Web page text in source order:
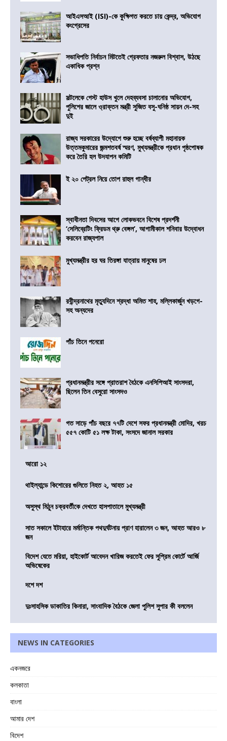
আইএসআই (ISI)-কে কুক্ষিগত করতে চায় কেন্দ্র, অভিযোগ
কংগ্রেসের
সভাধিপতি নির্বাচন মিটতেই গ্রেফতার নজরুল বিশ্বাস, উঠছে
একাধিক প্রশ্ন
সল্টলেকে গেস্ট হাউস খুলে দেহব্যবসা চালানোর অভিযোগ,
পুলিশের জালে ও্রাক্তন মন্ত্রী সুজিত বসু-ঘনিষ্ঠ সায়ন দে-সহ
দুই
রাজ্য সরকারের উদ্যোগে শুরু হচ্ছে বর্ষব্যাপী মহানায়ক
উত্তমকুমারের জন্মশতবর্ষ স্মরণ, মুখ্যমন্ত্রীকে প্রধান পৃষ্ঠপোষক
করে তৈরি হল উদযাপন কমিটি
ই ২০ পেট্রল নিয়ে তোপ রাহুল গান্ধীর
স্বাধীনতা দিবসের আগে লোকভবনে বিশেষ প্রদর্শনী
‘সেলিব্রেটিং ফ্রিডম থ্রু বেঙ্গল’, আগামীকাল শনিবার উদ্বোধন
করবেন রাজ্যপাল
মুখ্যমন্ত্রীর হর ঘর তিরঙ্গা যাত্রায় মানুষের ঢল
রবীন্দ্রনাথের মৃত্যুদিনে শ্রদ্ধা অমিত শাহ, মল্লিকার্জুন খড়গে-
সহ অন্যদের
পাঁচ তিনে পনেরো
প্রধানমন্ত্রীর সঙ্গে প্রাতরাশ বৈঠকে এনসিপিআই সাংসদরা,
ছিলেন তিন বেসুরো সাংসদও
গত সাড়ে পাঁচ বছরে ৭৭টি দেশে সফর প্রধানমন্ত্রী মোদির, খরচ
৫৫৭ কোটি ৫১ লক্ষ টাকা, সংসদে জানাল সরকার
আরো ১২
থাইল্যান্ডে কিশোরের গুলিতে নিহত ২, আহত ১৫
অসুস্থ মিঠুন চক্রবর্তীকে দেখতে হাসপাতালে মুখ্যমন্ত্রী
সাত সকালে ইটাহারে মর্মান্তিক পথদুর্ঘটনায় প্রাণ হারালেন ৩ জন, আহত আরও ৮
জন
বিদেশ যেতে মরিয়া, হাইকোর্ট আবেদন খারিজ করতেই ফের সুপ্রিম কোর্টে আর্জি
অভিষেকের
দশে দশ
দুঃসাহসিক ডাকাতির কিনারা, সাংবাদিক বৈঠকে জেলা পুলিশ সুপার কী বললেন
NEWS IN CATEGORIES
একনজরে
কলকাতা
বাংলা
আমার দেশ
বিদেশ